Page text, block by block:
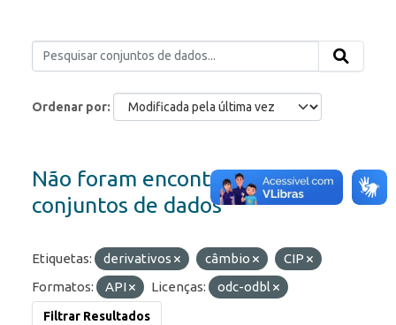
Ordenar por
Não foram encontrados
conjuntos de dados
Etiquetas: derivativos câmbio
CIP
Formatos:
API Licenças: odc-odbl
Filtrar Resultados